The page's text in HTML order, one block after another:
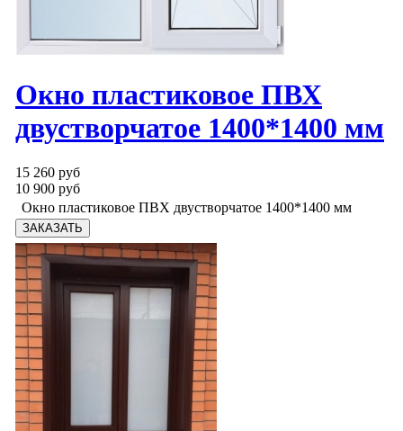
Окно пластиковое ПВХ
двустворчатое 1400*1400 мм
15 260 руб
10 900 руб
Окно пластиковое ПВХ двустворчатое 1400*1400 мм